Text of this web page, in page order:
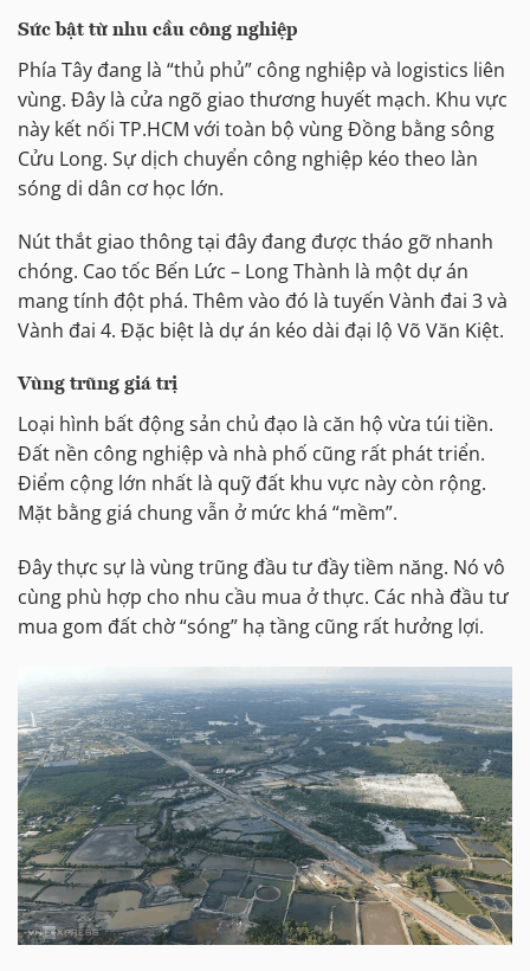
Sức bật từ nhu cầu công nghiệp
Phía Tây đang là “thủ phủ” công nghiệp và logistics liên
vùng. Đây là cửa ngõ giao thương huyết mạch. Khu vực
này kết nối TP.HCM với toàn bộ vùng Đồng bằng sông
Cửu Long. Sự dịch chuyển công nghiệp kéo theo làn
sóng di dân cơ học lớn.
Nút thắt giao thông tại đây đang được tháo gỡ nhanh
chóng. Cao tốc Bến Lức – Long Thành là một dự án
mang tính đột phá. Thêm vào đó là tuyến Vành đai 3 và
Vành đai 4. Đặc biệt là dự án kéo dài đại lộ Võ Văn Kiệt.
Vùng trũng giá trị
Loại hình bất động sản chủ đạo là căn hộ vừa túi tiền.
Đất nền công nghiệp và nhà phố cũng rất phát triển.
Điểm cộng lớn nhất là quỹ đất khu vực này còn rộng.
Mặt bằng giá chung vẫn ở mức khá “mềm”.
Đây thực sự là vùng trũng đầu tư đầy tiềm năng. Nó vô
cùng phù hợp cho nhu cầu mua ở thực. Các nhà đầu tư
mua gom đất chờ “sóng” hạ tầng cũng rất hưởng lợi.